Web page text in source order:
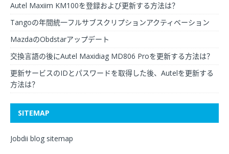
Autel Maxiim KM100を登録および更新する方法は？
Tangoの年間統一フルサブスクリプションアクティベーション
MazdaのObdstarアップデート
交換言語の後にAutel Maxidiag MD806 Proを更新する方法は？
更新サービスのIDとパスワードを取得した後、Autelを更新する
方法は？
SITEMAP
Jobdii blog sitemap